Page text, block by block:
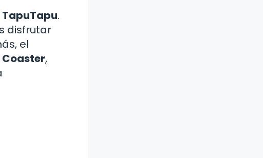
TapuTapu.
disfrutar
el
,